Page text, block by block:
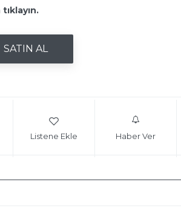
tıklayın.
Listene Ekle Haber Ver